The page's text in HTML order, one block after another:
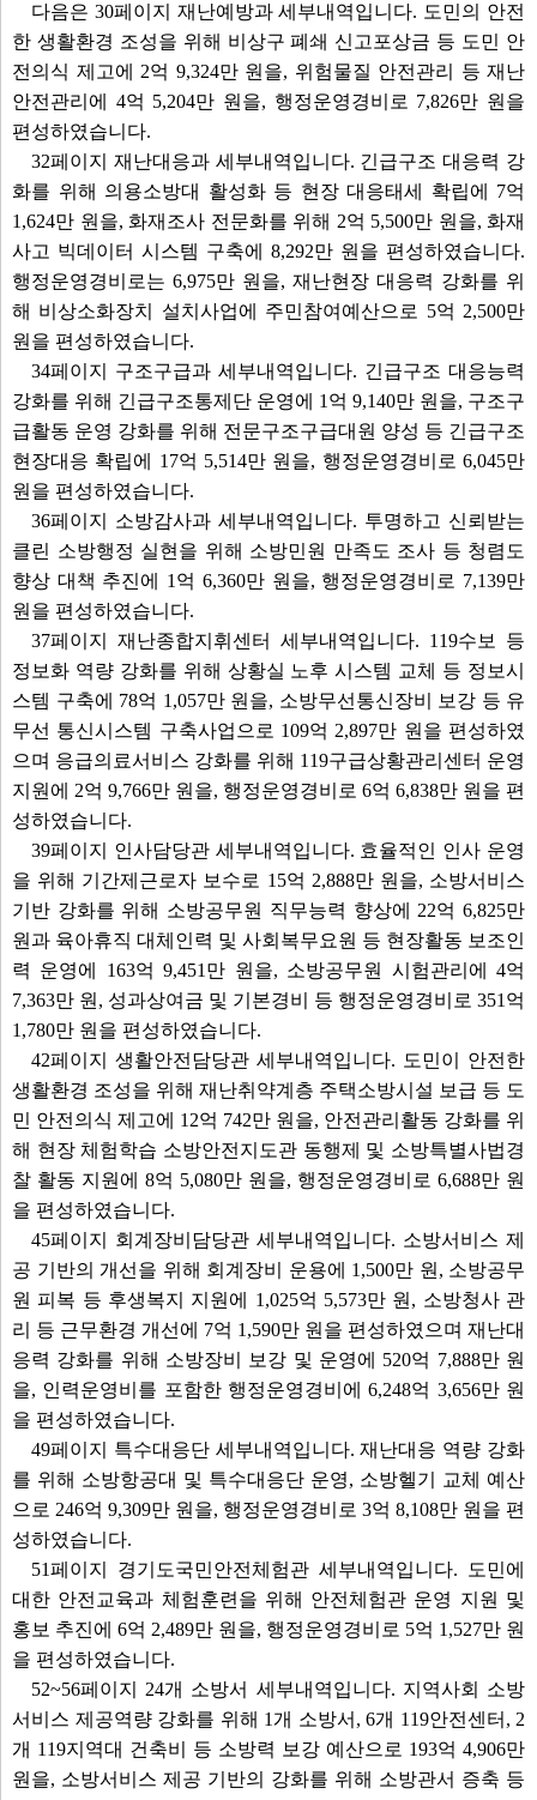
다음은 30페이지 재난예방과 세부내역입니다. 도민의 안전
한 생활환경 조성을 위해 비상구 폐쇄 신고포상금 등 도민 안
전의식 제고에 2억 9,324만 원을, 위험물질 안전관리 등 재난
안전관리에 4억 5,204만 원을, 행정운영경비로 7,826만 원을
편성하였습니다.
32페이지 재난대응과 세부내역입니다. 긴급구조 대응력 강
화를 위해 의용소방대 활성화 등 현장 대응태세 확립에 7억
1,624만 원을, 화재조사 전문화를 위해 2억 5,500만 원을, 화재
사고 빅데이터 시스템 구축에 8,292만 원을 편성하였습니다.
행정운영경비로는 6,975만 원을, 재난현장 대응력 강화를 위
해 비상소화장치 설치사업에 주민참여예산으로 5억 2,500만
원을 편성하였습니다.
34페이지 구조구급과 세부내역입니다. 긴급구조 대응능력
강화를 위해 긴급구조통제단 운영에 1억 9,140만 원을, 구조구
급활동 운영 강화를 위해 전문구조구급대원 양성 등 긴급구조
현장대응 확립에 17억 5,514만 원을, 행정운영경비로 6,045만
원을 편성하였습니다.
36페이지 소방감사과 세부내역입니다. 투명하고 신뢰받는
클린 소방행정 실현을 위해 소방민원 만족도 조사 등 청렴도
향상 대책 추진에 1억 6,360만 원을, 행정운영경비로 7,139만
원을 편성하였습니다.
37페이지 재난종합지휘센터 세부내역입니다. 119수보 등
정보화 역량 강화를 위해 상황실 노후 시스템 교체 등 정보시
스템 구축에 78억 1,057만 원을, 소방무선통신장비 보강 등 유
무선 통신시스템 구축사업으로 109억 2,897만 원을 편성하였
으며 응급의료서비스 강화를 위해 119구급상황관리센터 운영
지원에 2억 9,766만 원을, 행정운영경비로 6억 6,838만 원을 편
성하였습니다.
39페이지 인사담당관 세부내역입니다. 효율적인 인사 운영
을 위해 기간제근로자 보수로 15억 2,888만 원을, 소방서비스
기반 강화를 위해 소방공무원 직무능력 향상에 22억 6,825만
원과 육아휴직 대체인력 및 사회복무요원 등 현장활동 보조인
력 운영에 163억 9,451만 원을, 소방공무원 시험관리에 4억
7,363만 원, 성과상여금 및 기본경비 등 행정운영경비로 351억
1,780만 원을 편성하였습니다.
42페이지 생활안전담당관 세부내역입니다. 도민이 안전한
생활환경 조성을 위해 재난취약계층 주택소방시설 보급 등 도
민 안전의식 제고에 12억 742만 원을, 안전관리활동 강화를 위
해 현장 체험학습 소방안전지도관 동행제 및 소방특별사법경
찰 활동 지원에 8억 5,080만 원을, 행정운영경비로 6,688만 원
을 편성하였습니다.
45페이지 회계장비담당관 세부내역입니다. 소방서비스 제
공 기반의 개선을 위해 회계장비 운용에 1,500만 원, 소방공무
원 피복 등 후생복지 지원에 1,025억 5,573만 원, 소방청사 관
리 등 근무환경 개선에 7억 1,590만 원을 편성하였으며 재난대
응력 강화를 위해 소방장비 보강 및 운영에 520억 7,888만 원
을, 인력운영비를 포함한 행정운영경비에 6,248억 3,656만 원
을 편성하였습니다.
49페이지 특수대응단 세부내역입니다. 재난대응 역량 강화
를 위해 소방항공대 및 특수대응단 운영, 소방헬기 교체 예산
으로 246억 9,309만 원을, 행정운영경비로 3억 8,108만 원을 편
성하였습니다.
51페이지 경기도국민안전체험관 세부내역입니다. 도민에
대한 안전교육과 체험훈련을 위해 안전체험관 운영 지원 및
홍보 추진에 6억 2,489만 원을, 행정운영경비로 5억 1,527만 원
을 편성하였습니다.
52~56페이지 24개 소방서 세부내역입니다. 지역사회 소방
서비스 제공역량 강화를 위해 1개 소방서, 6개 119안전센터, 2
개 119지역대 건축비 등 소방력 보강 예산으로 193억 4,906만
원을, 소방서비스 제공 기반의 강화를 위해 소방관서 증축 등